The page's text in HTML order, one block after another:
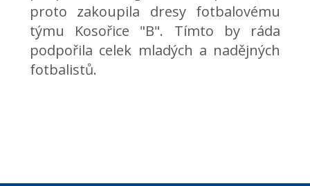
proto zakoupila dresy fotbalovému
týmu Kosořice "B". Tímto by ráda
podpořila celek mladých a nadějných
fotbalistů.